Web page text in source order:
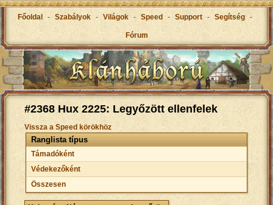
Főoldal - Szabályok - Világok - Speed - Support - Segítség -
Fórum
#2368 Hux 2225: Legyőzött ellenfelek
Vissza a Speed körökhöz
Ranglista típus
Támadóként
Védekezőként
Összesen